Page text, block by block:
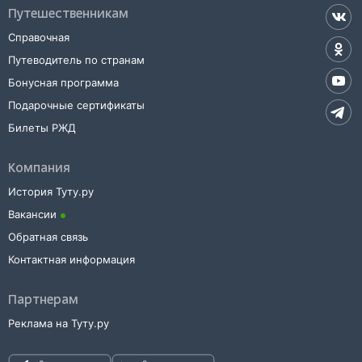
Также можно воспользоваться услугой заказа электронного ж/д
билета.
Путешественникам
Справочная
Путеводитель по странам
Бонусная программа
Подарочные сертификаты
Билеты РЖД
Компания
История Туту.ру
Вакансии
Обратная связь
Контактная информация
Партнерам
Реклама на Туту.ру